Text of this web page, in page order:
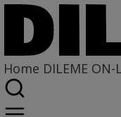
Home DILEME ON-